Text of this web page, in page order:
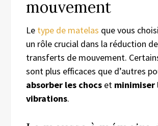
mouvement
Le type de matelas que vous
un rôle crucial dans la réduction
transferts de mouvement.
sont plus efficaces que d’autres
absorber les chocs et minimiser
vibrations.